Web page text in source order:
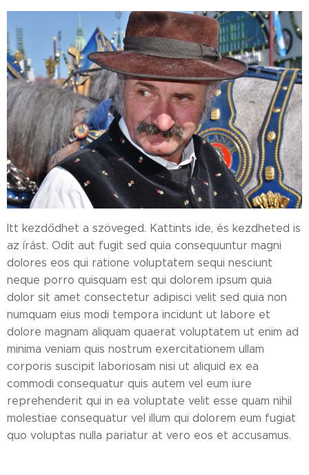
Itt kezdődhet a szöveged. Kattints ide, és kezdheted is
az írást. Odit aut fugit sed quia consequuntur magni
dolores eos qui ratione voluptatem sequi nesciunt
neque porro quisquam est qui dolorem ipsum quia
dolor sit amet consectetur adipisci velit sed quia non
numquam eius modi tempora incidunt ut labore et
dolore magnam aliquam quaerat voluptatem ut enim ad
minima veniam quis nostrum exercitationem ullam
corporis suscipit laboriosam nisi ut aliquid ex ea
commodi consequatur quis autem vel eum iure
reprehenderit qui in ea voluptate velit esse quam nihil
molestiae consequatur vel illum qui dolorem eum fugiat
quo voluptas nulla pariatur at vero eos et accusamus.